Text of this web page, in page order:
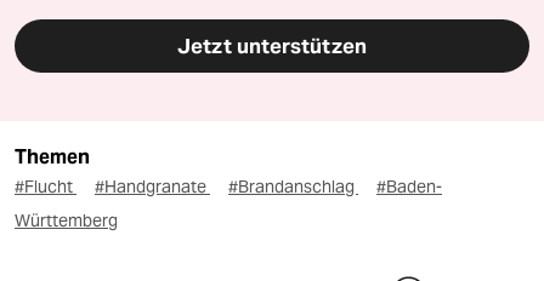
Jetzt unterstützen
Themen
#Flucht #Handgranate #Brandanschlag
#Baden-
Württemberg